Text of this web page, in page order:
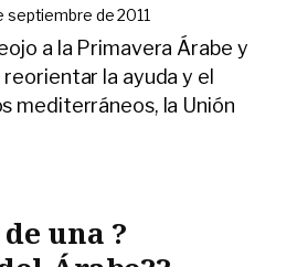
septiembre de 2011
a la Primavera Árabe y
la ayuda y el
mediterráneos, la Unión
una ?